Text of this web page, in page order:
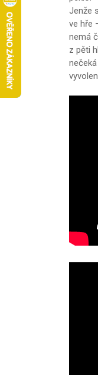
Jenže
ve hře
nemá
z pěti